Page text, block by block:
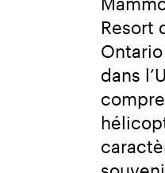
Resort
dans